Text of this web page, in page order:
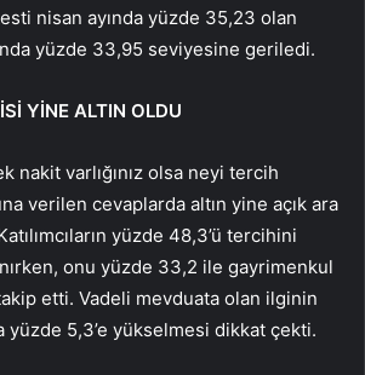
nisan ayında yüzde 35,23 olan
yüzde 33,95 seviyesine geriledi.
YİNE ALTIN OLDU
nakit varlığınız olsa neyi tercih
verilen cevaplarda altın yine açık ara
yüzde 48,3’ü tercihini
onu yüzde 33,2 ile gayrimenkul
etti. Vadeli mevduata olan ilginin
yüzde 5,3’e yükselmesi dikkat çekti.